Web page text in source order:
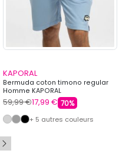
KAPORAL
Bermuda coton timono regular
Homme KAPORAL
59,99 €17,99 € 70%
+ 5 autres couleurs